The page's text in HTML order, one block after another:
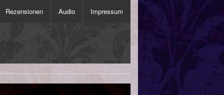
Rezensionen Audio Impressum